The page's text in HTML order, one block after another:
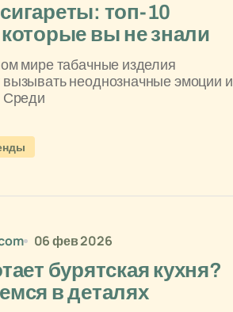
топ-10
вы не знали
мире табачные изделия
неоднозначные эмоции и
Среди
06 фев 2026
бурятская кухня?
в деталях